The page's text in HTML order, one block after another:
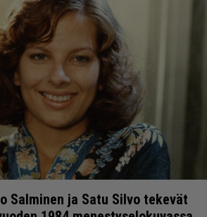
Salminen ja Satu Silvo tekevät